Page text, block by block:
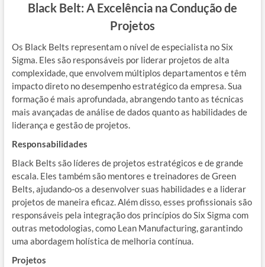
Black Belt: A Excelência na Condução de
Projetos
Os Black Belts representam o nível de especialista no Six
Sigma. Eles são responsáveis por liderar projetos de alta
complexidade, que envolvem múltiplos departamentos e têm
impacto direto no desempenho estratégico da empresa. Sua
formação é mais aprofundada, abrangendo tanto as técnicas
mais avançadas de análise de dados quanto as habilidades de
liderança e gestão de projetos.
Responsabilidades
Black Belts são líderes de projetos estratégicos e de grande
escala. Eles também são mentores e treinadores de Green
Belts, ajudando-os a desenvolver suas habilidades e a liderar
projetos de maneira eficaz. Além disso, esses profissionais são
responsáveis pela integração dos princípios do Six Sigma com
outras metodologias, como Lean Manufacturing, garantindo
uma abordagem holística de melhoria contínua.
Projetos